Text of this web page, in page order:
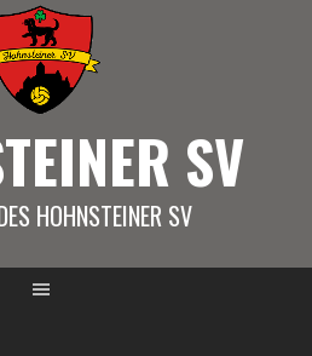
SV
HOHNSTEINER SV